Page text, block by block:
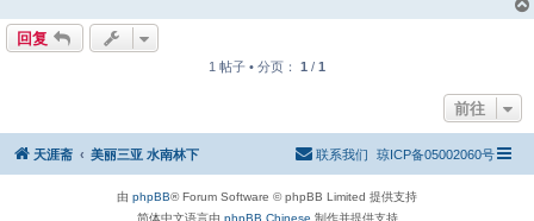
回复
1 帖子 • 分页： 1 / 1
前往
天涯斋 美丽三亚 水南林下 琼ICP备05002060号
联系我们
由 phpBB® Forum Software © phpBB Limited 提供支持